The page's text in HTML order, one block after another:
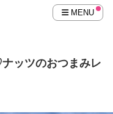
MENU
ッツのおつまみレ